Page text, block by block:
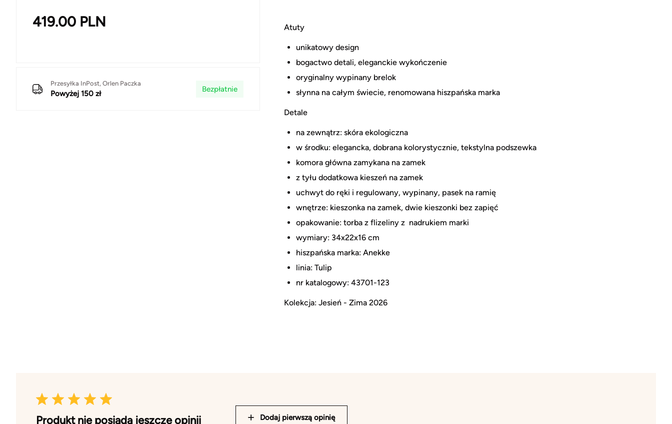
419.00 PLN
Przesyłka InPost, Orlen Paczka
Powyżej 150 zł
Bezpłatnie
Atuty
unikatowy design
bogactwo detali, eleganckie wykończenie
oryginalny wypinany brelok
słynna na całym świecie, renomowana hiszpańska marka
Detale
na zewnątrz: skóra ekologiczna
w środku: elegancka, dobrana kolorystycznie, tekstylna podszewka
komora główna zamykana na zamek
z tyłu dodatkowa kieszeń na zamek
uchwyt do ręki i regulowany, wypinany, pasek na ramię
wnętrze: kieszonka na zamek, dwie kieszonki bez zapięć
opakowanie: torba z flizeliny z nadrukiem marki
wymiary: 34x22x16 cm
hiszpańska marka: Anekke
linia: Tulip
nr katalogowy: 43701-123
Kolekcja: Jesień - Zima 2026
Produkt nie posiada jeszcze opinii Dodaj pierwszą opinię